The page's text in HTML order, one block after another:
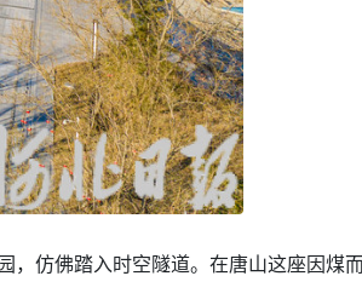
仿佛踏入时空隧道。在唐山这座因煤而